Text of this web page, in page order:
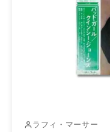
ラフィ・マーサー